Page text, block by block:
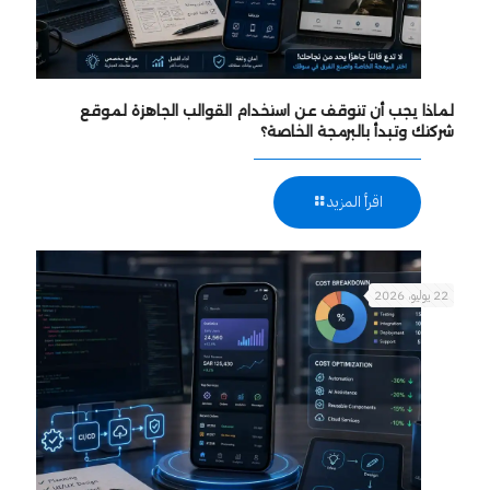
لماذا يجب أن تتوقف عن استخدام القوالب الجاهزة لموقع
شركتك وتبدأ بالبرمجة الخاصة؟
اقرأ المزيد
22 يوليو، 2026